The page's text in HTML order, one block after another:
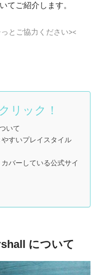
てご紹介します。
とご協力ください><
リック！
いて
すいプレイスタイル
バーしている公式サイ
について